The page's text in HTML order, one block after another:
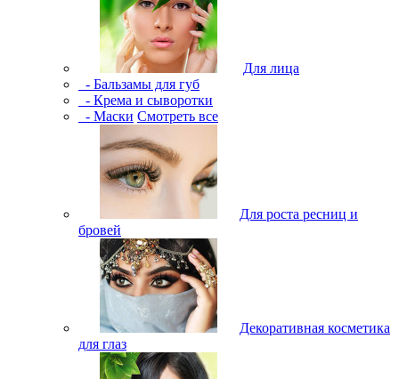
Для лица
- Бальзамы для губ
- Крема и сыворотки
- Маски Смотреть все
Для роста ресниц и
бровей
Декоративная косметика
для глаз